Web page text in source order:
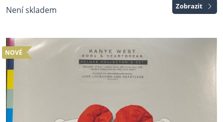
Není skladem Zobrazit
NOVÉ